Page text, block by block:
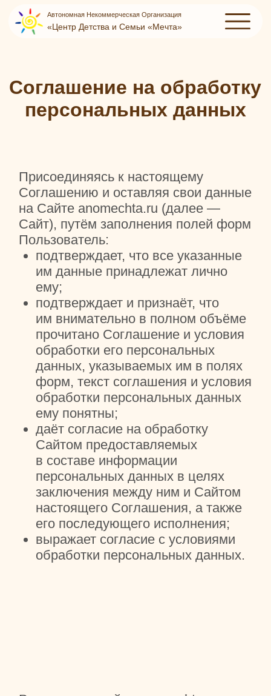
«‎Центр Детства и Семьи «‎Мечта»‎
персональных данных
Пользователь:
подтверждает, что все указанные
им данные принадлежат лично
ему;
подтверждает и признаёт, что
им внимательно в полном объёме
прочитано Соглашение и условия
данных, указываемых им в полях
форм, текст соглашения и условия
обработки персональных данных
ему понятны;
даёт согласие на обработку
Сайтом предоставляемых
в составе информации
персональных данных в целях
заключения между ним и Сайтом
настоящего Соглашения, а также
его последующего исполнения;
выражает согласие с условиями
обработки персональных данных.
Владельцем сайта anomechta.ru
является АНО «Центр Детства
и Семьи «Мечта»
ОГРН: 1 143 256 006 530
ИНН: 3 241
505 652
Россия, Брянская обл., г. Новозыбков,